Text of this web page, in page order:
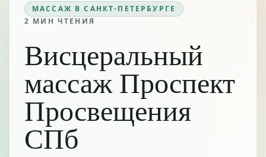
МАССАЖ В САНКТ-ПЕТЕРБУРГЕ
2 МИН ЧТЕНИЯ
Висцеральный
массаж Проспект
Просвещения
СПб